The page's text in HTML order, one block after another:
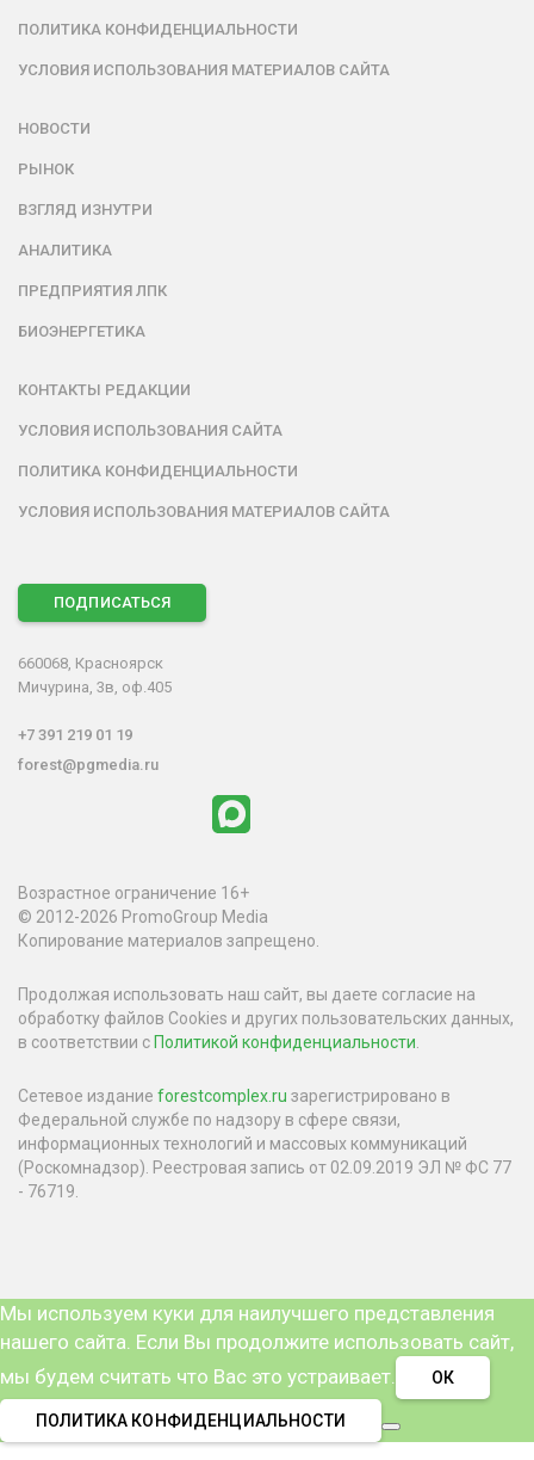
ПОЛИТИКА КОНФИДЕНЦИАЛЬНОСТИ
УСЛОВИЯ ИСПОЛЬЗОВАНИЯ МАТЕРИАЛОВ САЙТА
НОВОСТИ
РЫНОК
ВЗГЛЯД ИЗНУТРИ
АНАЛИТИКА
ПРЕДПРИЯТИЯ ЛПК
БИОЭНЕРГЕТИКА
КОНТАКТЫ РЕДАКЦИИ
УСЛОВИЯ ИСПОЛЬЗОВАНИЯ САЙТА
ПОЛИТИКА КОНФИДЕНЦИАЛЬНОСТИ
УСЛОВИЯ ИСПОЛЬЗОВАНИЯ МАТЕРИАЛОВ САЙТА
ПОДПИСАТЬСЯ
660068, Красноярск
Мичурина, 3в, оф.405
+7 391 219 01 19
forest@pgmedia.ru
Возрастное ограничение 16+
© 2012-2026 PromoGroup Media
Копирование материалов запрещено.
Продолжая использовать наш сайт, вы даете согласие на
обработку файлов Cookies и других пользовательских данных,
в соответствии с Политикой конфиденциальности.
Сетевое издание forestcomplex.ru зарегистрировано в
Федеральной службе по надзору в сфере связи,
информационных технологий и массовых коммуникаций
(Роскомнадзор). Реестровая запись от 02.09.2019 ЭЛ № ФС 77
- 76719.
Мы используем куки для наилучшего представления
нашего сайта. Если Вы продолжите использовать сайт,
мы будем считать что Вас это устраивает.
ОК
ПОЛИТИКА КОНФИДЕНЦИАЛЬНОСТИ